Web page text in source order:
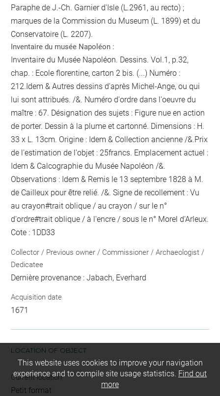
Paraphe de J.-Ch. Garnier d'Isle (L.2961, au recto) ;
marques de la Commission du Museum (L. 1899) et du
Conservatoire (L. 2207).
Inventaire du musée Napoléon :
Inventaire du Musée Napoléon. Dessins. Vol.1, p.32,
chap. : Ecole florentine, carton 2 bis. (...) Numéro :
212.Idem & Autres dessins d'après Michel-Ange, ou qui
lui sont attribués. /&. Numéro d'ordre dans l'oeuvre du
maître : 67. Désignation des sujets : Figure nue en action
de porter. Dessin à la plume et cartonné. Dimensions : H.
33 x L. 13cm. Origine : Idem & Collection ancienne /&.Prix
de l'estimation de l'objet : 25francs. Emplacement actuel :
Idem & Calcographie du Musée Napoléon /&.
Observations : Idem & Remis le 13 septembre 1828 à M.
de Cailleux pour être relié. /&. Signe de recollement :Vu
au crayon#trait oblique / au crayon / sur le n°
d'ordre#trait oblique / à l'encre / sous le n° Morel d'Arleux.
Cote : 1DD33
Collector / Previous owner / Commissioner / Archaeologist /
Dedicatee
Dernière provenance : Jabach, Everhard
Acquisition date
1671
LOCATION OF OBJECT
Current location
Petit format
This website uses cookies to improve your navigation
experience and to compile site usage statistics. Find out
more